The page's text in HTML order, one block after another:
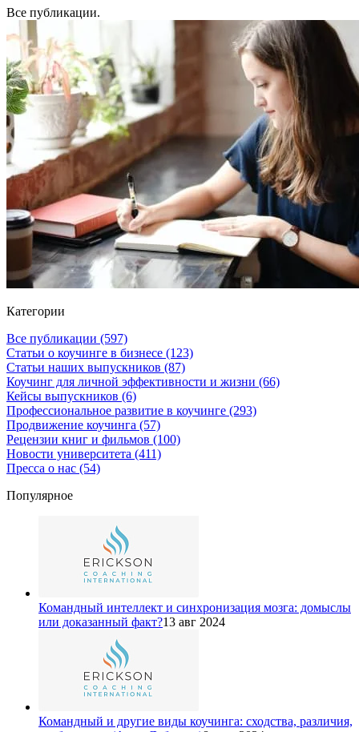
Все публикации.
Категории
Все публикации (597)
Статьи о коучинге в бизнесе (123)
Статьи наших выпускников (87)
Коучинг для личной эффективности и жизни (66)
Кейсы выпускников (6)
Профессиональное развитие в коучинге (293)
Продвижение коучинга (57)
Рецензии книг и фильмов (100)
Новости университета (411)
Пресса о нас (54)
Популярное
Командный интеллект и синхронизация мозга: домыслы
или доказанный факт?13 авг 2024
Командный и другие виды коучинга: сходства, различия,